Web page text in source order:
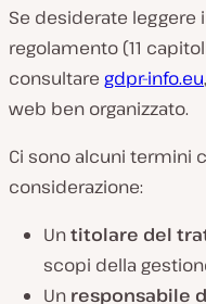
Se desiderate leggere
regolamento (11
consultare gdpr-info.eu
web ben organizzato.
Ci sono alcuni termini
considerazione:
Untitolare del
scopi della
Un responsabile